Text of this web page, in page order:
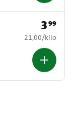
Prijs: € 3,99
399
€ 21,00 per kilo
21,00/kilo